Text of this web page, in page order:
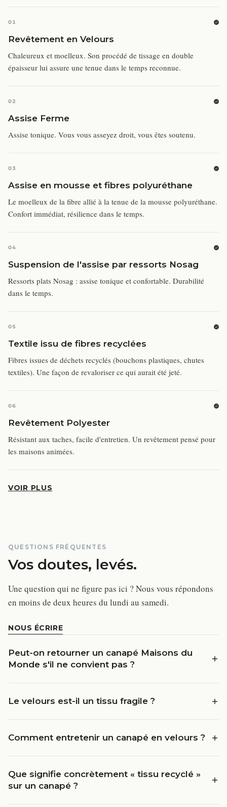
01
Revêtement en Velours
Chaleureux et moelleux. Son procédé de tissage en double
épaisseur lui assure une tenue dans le temps reconnue.
02
Assise Ferme
Assise tonique. Vous vous asseyez droit, vous êtes soutenu.
03
Assise en mousse et fibres polyuréthane
Le moelleux de la fibre allié à la tenue de la mousse polyuréthane.
Confort immédiat, résilience dans le temps.
04
Suspension de l'assise par ressorts Nosag
Ressorts plats Nosag : assise tonique et confortable. Durabilité
dans le temps.
05
Textile issu de fibres recyclées
Fibres issues de déchets recyclés (bouchons plastiques, chutes
textiles). Une façon de revaloriser ce qui aurait été jeté.
06
Revêtement Polyester
Résistant aux taches, facile d'entretien. Un revêtement pensé pour
les maisons animées.
VOIR PLUS
QUESTIONS FRÉQUENTES
Vos doutes, levés.
Une question qui ne figure pas ici ? Nous vous répondons
en moins de deux heures du lundi au samedi.
NOUS ÉCRIRE
Peut-on retourner un canapé Maisons du
Monde s'il ne convient pas ?
Le velours est-il un tissu fragile ?
Comment entretenir un canapé en velours ?
Que signifie concrètement « tissu recyclé »
sur un canapé ?